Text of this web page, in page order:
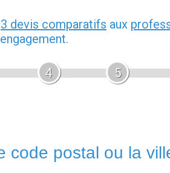
3 devis comparatifs aux
4 5
code postal ou la